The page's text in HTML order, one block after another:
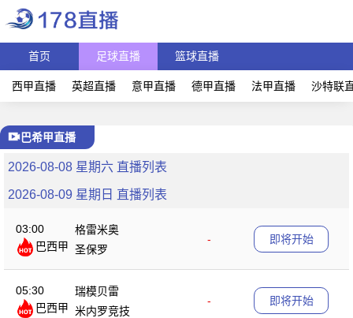
首页 足球直播 篮球直播
西甲直播 英超直播 意甲直播 德甲直播 法甲直播 沙特联
巴希甲直播
2026-08-08 星期六 直播列表
2026-08-09 星期日 直播列表
03:00
巴西甲
格雷米奥
-
圣保罗
即将开始
05:30
巴西甲
瑞模贝雷
-
米内罗竞技
即将开始